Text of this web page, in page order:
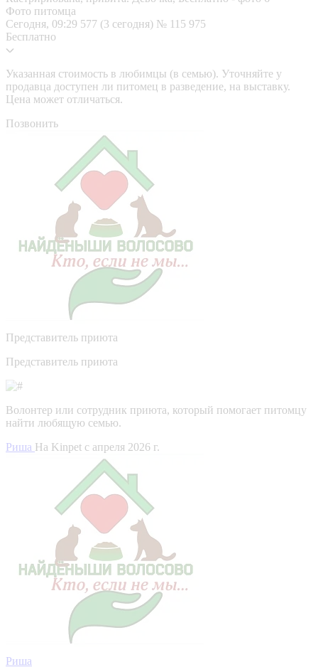
Фото питомца
Сегодня, 09:29 577 (3 сегодня) № 115 975
Бесплатно
Указанная стоимость в любимцы (в семью). Уточняйте у
продавца доступен ли питомец в разведение, на выставку.
Цена может отличаться.
Позвонить
Представитель приюта
Представитель приюта
Волонтер или сотрудник приюта, который помогает питомцу
найти любящую семью.
Риша На Kinpet c апреля 2026 г.
Риша